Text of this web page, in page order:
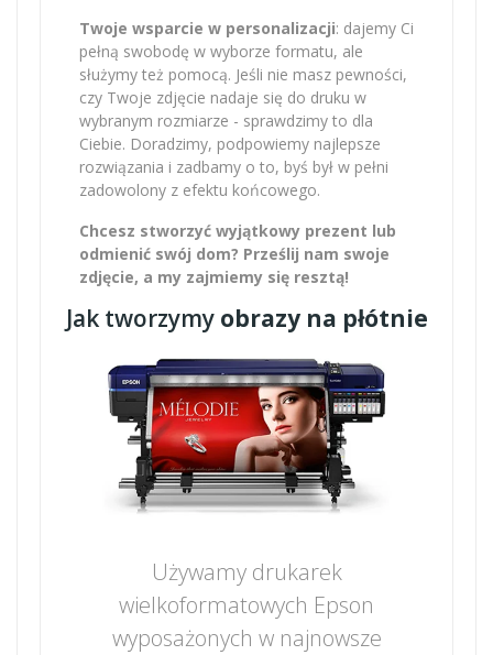
Twoje wsparcie w personalizacji: dajemy Ci
pełną swobodę w wyborze formatu, ale
służymy też pomocą. Jeśli nie masz pewności,
czy Twoje zdjęcie nadaje się do druku w
wybranym rozmiarze - sprawdzimy to dla
Ciebie. Doradzimy, podpowiemy najlepsze
rozwiązania i zadbamy o to, byś był w pełni
zadowolony z efektu końcowego.
Chcesz stworzyć wyjątkowy prezent lub
odmienić swój dom? Prześlij nam swoje
zdjęcie, a my zajmiemy się resztą!
Jak tworzymyobrazy na płótnie
Używamy drukarek
wielkoformatowych Epson
wyposażonych w najnowsze